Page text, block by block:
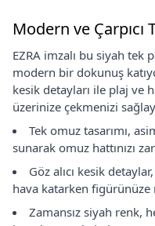
Modern ve Çarpıcı
EZRA imzalı bu siyah tek
modern bir dokunuş
kesik detayları ile plaj ve
üzerinize çekmenizi
Tek omuz tasarımı,
sunarak omuz hattınızı
Göz alıcı kesik
hava katarken
Zamansız siyah renk,